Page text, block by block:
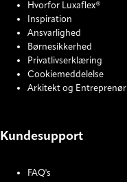
Hvorfor Luxaflex®
Inspiration
Ansvarlighed
Børnesikkerhed
Privatlivserklæring
Cookiemeddelelse
Arkitekt og Entreprenør
Kundesupport
FAQ's